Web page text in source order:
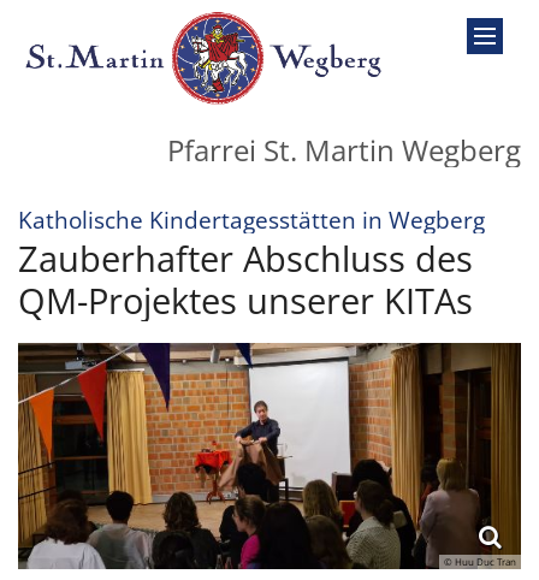
Zum Inhalt springen
Pfarrei St. Martin Wegberg
Katholische Kindertagesstätten in Wegberg:
Zauberhafter Abschluss des
QM-Projektes unserer KITAs
© Huu Duc Tran